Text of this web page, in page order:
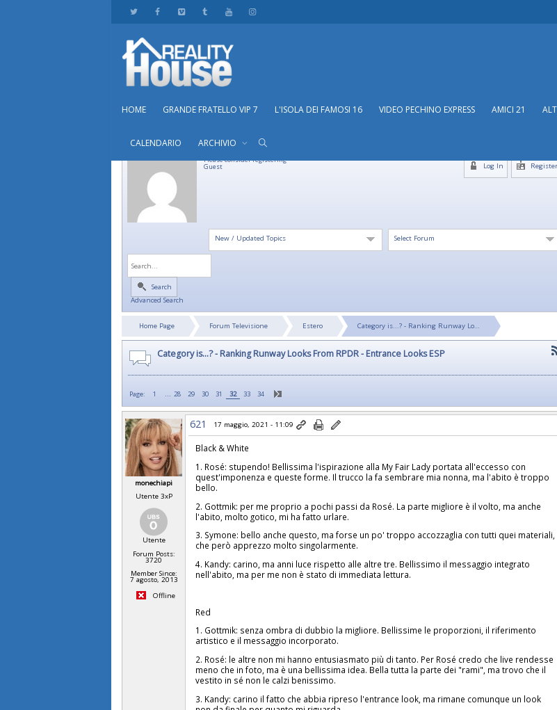
HOME GRANDE FRATELLO VIP 7 L'ISOLA DEI FAMOSI 16 VIDEO PECHINO EXPRESS AMICI 21
CALENDARIO ARCHIVIO
Please consider registering
Guest Register
Log In
Select Forum
New / Updated Topics
Search
Advanced Search
Home Page Forum Televisione Estero Category is...? - Ranking Runway Lo…
Category is...? - Ranking Runway Looks From RPDR - Entrance Looks ESP
Page: 1 ... 28 29 30 31 32 33 34
monechiapi
Utente 3xP
Utente
Forum Posts:
3720
Member Since:
7 agosto, 2013
Offline
621 17 maggio, 2021 - 11:09
Black & White
1. Rosé: stupendo! Bellissima l'ispirazione alla My Fair Lady portata all'eccesso con
quest'imponenza e queste forme. Il trucco la fa sembrare mia nonna, ma l'abito è troppo
bello.
2. Gottmik: per me proprio a pochi passi da Rosé. La parte migliore è il volto, ma anche
l'abito, molto gotico, mi ha fatto urlare.
3. Symone: bello anche questo, ma forse un po' troppo accozzaglia con tutti quei materiali,
che però apprezzo molto singolarmente.
4. Kandy: carino, ma anni luce rispetto alle altre tre. Bellissimo il messaggio integrato
nell'abito, ma per me non è stato di immediata lettura.
Red
1. Gottmik: senza ombra di dubbio la migliore. Bellissime le proporzioni, il riferimento
artistico e il messaggio incorporato.
2. Rosé: le altre non mi hanno entusiasmato più di tanto. Per Rosé credo che live rendesse
meno che in foto, ma è una bellissima idea. Bella tutta la parte dei "rami", ma trovo che il
vestito in sé non le calzi benissimo.
3. Kandy: carino il fatto che abbia ripreso l'entrance look, ma rimane comunque un look